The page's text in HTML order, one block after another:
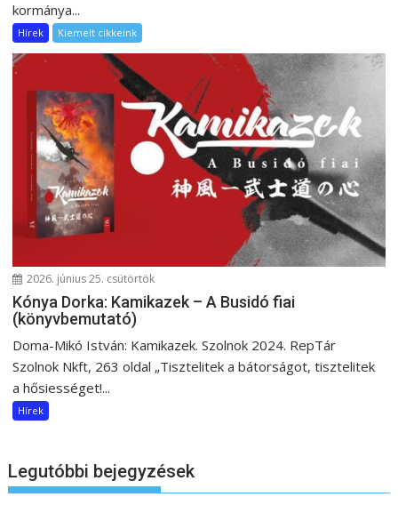
kormánya...
Hírek Kiemelt cikkeink
2026. június 25. csütörtök
Kónya Dorka: Kamikazek – A Busidó fiai
(könyvbemutató)
Doma-Mikó István: Kamikazek. Szolnok 2024. RepTár
Szolnok Nkft, 263 oldal „Tisztelitek a bátorságot, tisztelitek
a hősiességet!...
Hírek
Legutóbbi bejegyzések